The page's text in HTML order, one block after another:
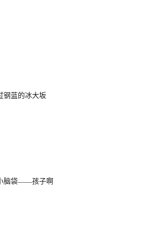
钢蓝的冰大坂
脑袋——孩子啊